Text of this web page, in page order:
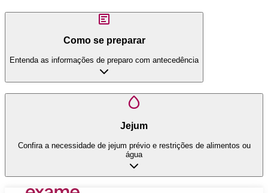
Como se preparar
Entenda as informações de preparo com antecedência
Jejum
Confira a necessidade de jejum prévio e restrições de alimentos ou
água